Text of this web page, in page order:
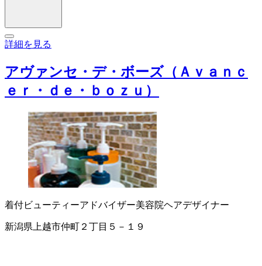
詳細を見る
アヴァンセ・デ・ボーズ（Ａｖａｎｃ
ｅｒ・ｄｅ・ｂｏｚｕ）
着付ビューティーアドバイザー美容院ヘアデザイナー
新潟県上越市仲町２丁目５－１９